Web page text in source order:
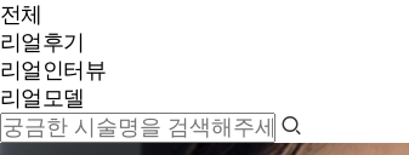
전체
리얼후기
리얼인터뷰
리얼모델